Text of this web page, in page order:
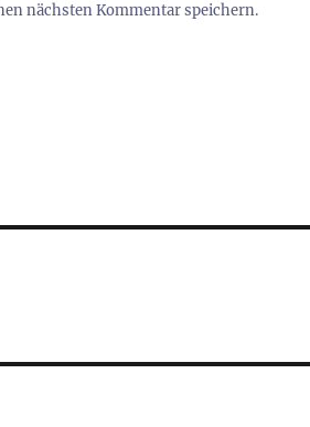
nächsten Kommentar speichern.